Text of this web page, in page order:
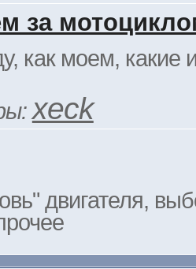
за
как моем, какие
xeck
двигателя,